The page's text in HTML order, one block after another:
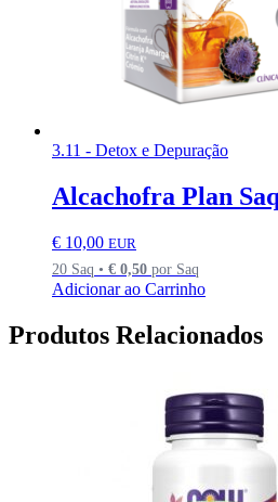
3.11 - Detox e Depuração
Alcachofra Plan
€ 10,00 EUR
20 Saq • € 0,50 por Saq
Adicionar ao Carrinho
Produtos Relacionados